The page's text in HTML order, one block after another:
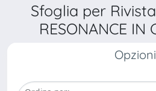
Sfoglia per
RESONANCE IN
Opzioni